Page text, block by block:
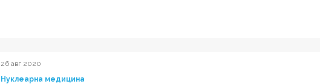
26 авг 2020
Нуклеарна медицина